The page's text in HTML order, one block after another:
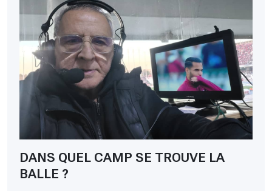
DANS QUEL CAMP SE TROUVE LA
BALLE ?